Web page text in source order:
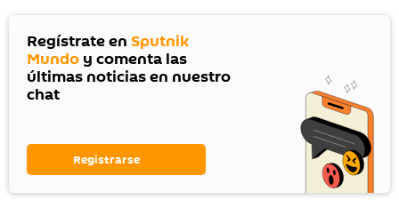
Regístrate en Sputnik
Mundo y comenta las
últimas noticias en nuestro
chat
Registrarse